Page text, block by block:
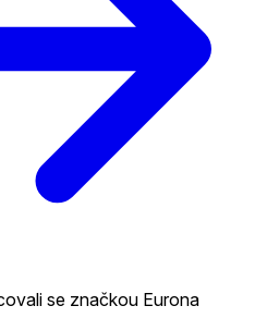
se značkou Eurona